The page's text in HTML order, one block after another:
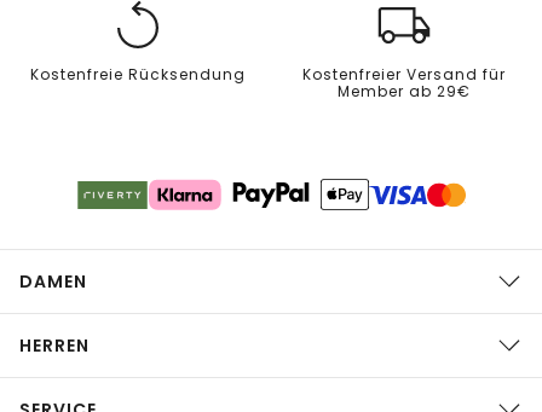
Kostenfreie Rücksendung
Kostenfreier Versand für
Member ab 29€
DAMEN
HERREN